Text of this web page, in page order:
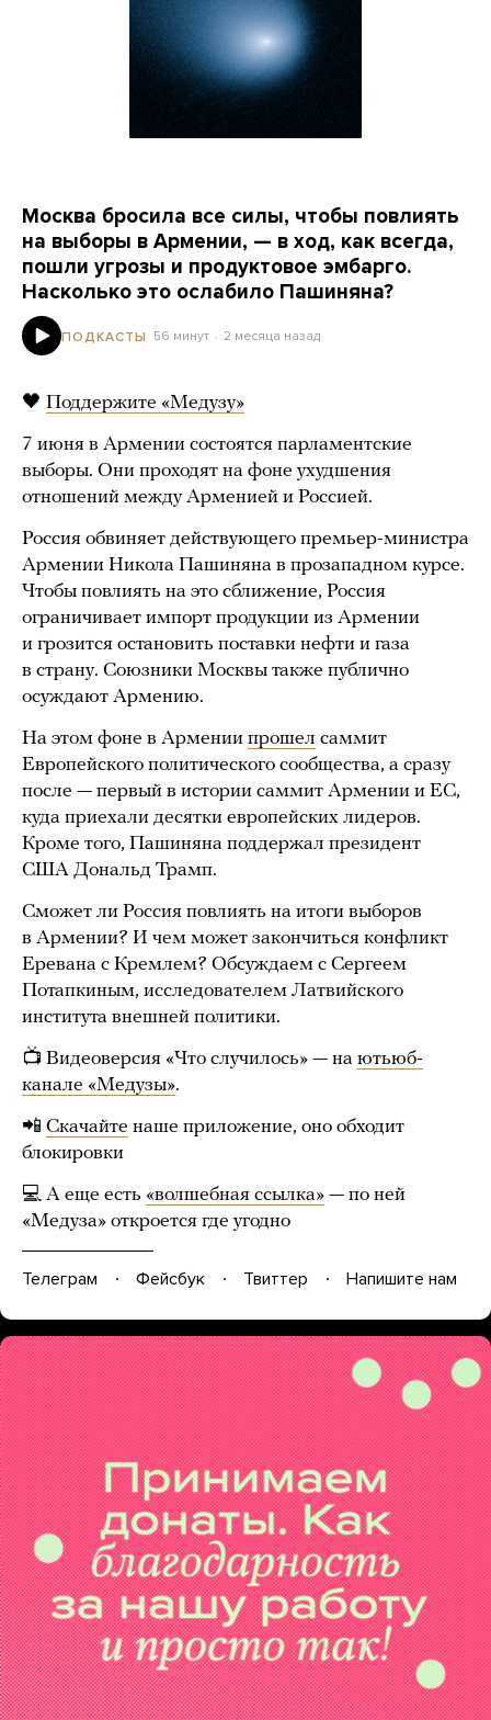
Москва бросила все силы, чтобы повлиять
на выборы в Армении, — в ход, как всегда,
пошли угрозы и продуктовое эмбарго.
Насколько это ослабило Пашиняна?
ПОДКАСТЫ 56 минут 2 месяца назад
🖤 Поддержите «Медузу»
7 июня в Армении состоятся парламентские
выборы. Они проходят на фоне ухудшения
отношений между Арменией и Россией.
Россия обвиняет действующего премьер-министра
Армении Никола Пашиняна в прозападном курсе.
Чтобы повлиять на это сближение, Россия
ограничивает импорт продукции из Армении
и грозится остановить поставки нефти и газа
в страну. Союзники Москвы также публично
осуждают Армению.
На этом фоне в Армении прошел саммит
Европейского политического сообщества, а сразу
после — первый в истории саммит Армении и ЕС,
куда приехали десятки европейских лидеров.
Кроме того, Пашиняна поддержал президент
США Дональд Трамп.
Сможет ли Россия повлиять на итоги выборов
в Армении? И чем может закончиться конфликт
Еревана с Кремлем? Обсуждаем с Сергеем
Потапкиным, исследователем Латвийского
института внешней политики.
📺 Видеоверсия «Что случилось» — на ютьюб-
канале «Медузы».
📲 Скачайте наше приложение, оно обходит
блокировки
💻 А еще есть «волшебная ссылка» — по ней
«Медуза» откроется где угодно
Телеграм Фейсбук Твиттер Напишите нам